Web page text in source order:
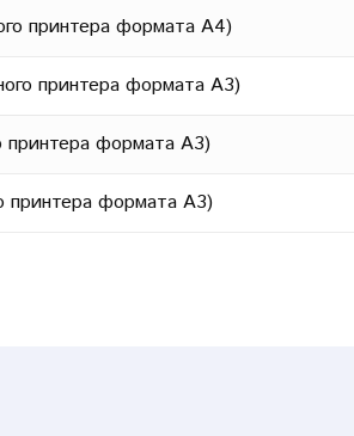
принтера формата А4)
принтера формата А3)
принтера формата А3)
принтера формата А3)